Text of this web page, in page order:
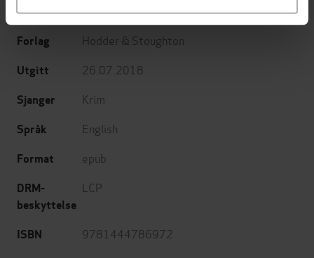
Forfattere Peter Robinson(forfatter)
Forlag Hodder & Stoughton
Utgitt 26.07.2018
Sjanger Krim
Språk English
Format epub
DRM-
beskyttelse
LCP
ISBN 9781444786972